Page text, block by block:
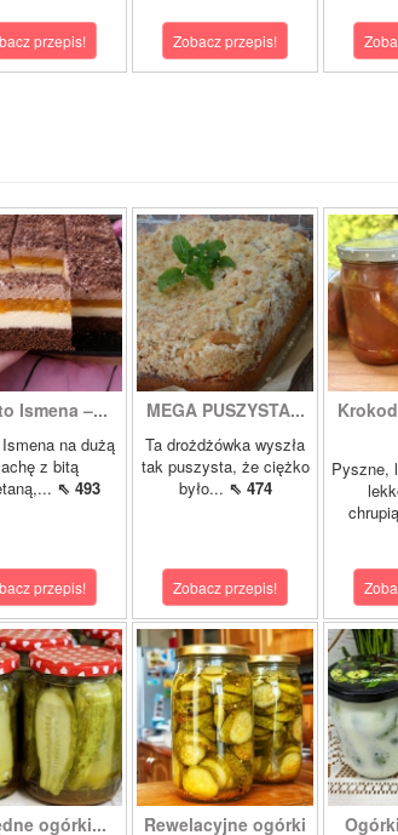
przepis! Zobacz przepis!
Ismena –...
na dużą
z bitą
⇖ 493
przepis!
MEGA PUSZYSTA...
Ta drożdżówka wyszła
tak puszysta, że ciężko
było... ⇖ 474
Zobacz przepis!
Pyszne,
ogórki... Rewelacyjne ogórki